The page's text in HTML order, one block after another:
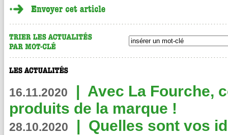
16.11.2020 | Avec La Fourche,
produits de la marque !
28.10.2020 | Quelles sont vos